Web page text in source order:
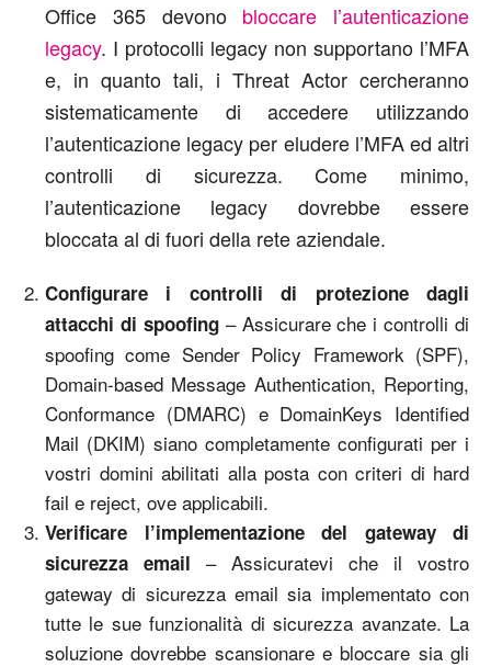
Office 365 devono bloccare l’autenticazione
legacy. I protocolli legacy non supportano l’MFA
e, in quanto tali, i Threat Actor cercheranno
sistematicamente di accedere utilizzando
l’autenticazione legacy per eludere l’MFA ed altri
controlli di sicurezza. Come minimo,
l’autenticazione legacy dovrebbe essere
bloccata al di fuori della rete aziendale.
Configurare i controlli di protezione dagli
attacchi di spoofing– Assicurare che i controlli di
spoofing come Sender Policy Framework (SPF),
Domain-based Message Authentication, Reporting,
Conformance (DMARC) e DomainKeys Identified
Mail (DKIM) siano completamente configurati per i
vostri domini abilitati alla posta con criteri di hard
fail e reject, ove applicabili.
Verificare l’implementazione del gateway di
sicurezza email – Assicuratevi che il vostro
gateway di sicurezza email sia implementato con
tutte le sue funzionalità di sicurezza avanzate. La
soluzione dovrebbe scansionare e bloccare sia gli